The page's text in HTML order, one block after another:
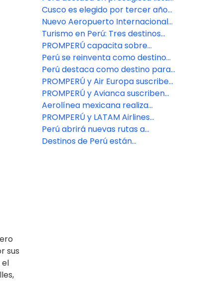
sus
el
promover al Perú como destino
turístico en el exterior
Condé Nast Traveller’s Reader’s
Choice Awards 2025
Cusco es elegido por tercer año
consecutivo como la mejor
ciudad de Centro y Sudamérica
según Travel + Leisure
Nuevo Aeropuerto Internacional
Jorge Chávez impulsará el
turismo en el Perú
Turismo en Perú: Tres destinos
imperdibles de compras, cultura
y gastronomía
PROMPERÚ capacita sobre
tendencias y oportunidades del
turismo de romance en Perú
Perú se reinventa como destino
estratégico para los viajeros
Perú destaca como destino para
viajes de naturaleza y deportes
de aventura
PROMPERÚ y Air Europa suscriben
alianza estratégica para
promover el destino Perú en
España
PROMPERÚ y Avianca suscriben
alianza estratégica para
promover a Perú como destino
en el exterior
Aerolínea mexicana realiza
alianza con PROMPERÚ para
promover la llegada de turistas
mexicanos
PROMPERÚ y LATAM Airlines
firman alianza estratégica para
promover más viajes a Perú
Perú abrirá nuevas rutas a
Argentina, Brasil y El Salvador
Destinos de Perú están